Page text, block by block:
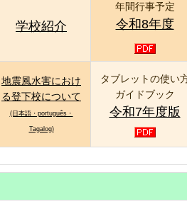
学校紹介
年間行事予定
令和8年度
地震風水害におけ
る登下校について
(日本語・português・
Tagalog)
タブレットの使い
ガイドブック
令和7年度版